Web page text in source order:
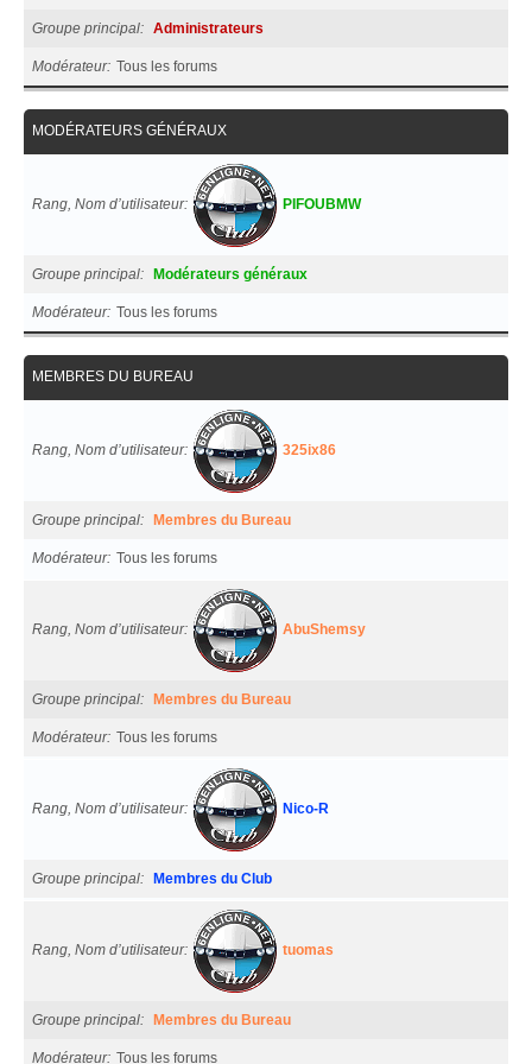
Groupe principal Administrateurs
Modérateur Tous les forums
MODÉRATEURS GÉNÉRAUX
Rang, Nom d’utilisateur PIFOUBMW
Groupe principal Modérateurs généraux
Modérateur Tous les forums
MEMBRES DU BUREAU
Rang, Nom d’utilisateur 325ix86
Groupe principal Membres du Bureau
Modérateur Tous les forums
Rang, Nom d’utilisateur AbuShemsy
Groupe principal Membres du Bureau
Modérateur Tous les forums
Rang, Nom d’utilisateur Nico-R
Groupe principal Membres du Club
Rang, Nom d’utilisateur tuomas
Groupe principal Membres du Bureau
Modérateur Tous les forums